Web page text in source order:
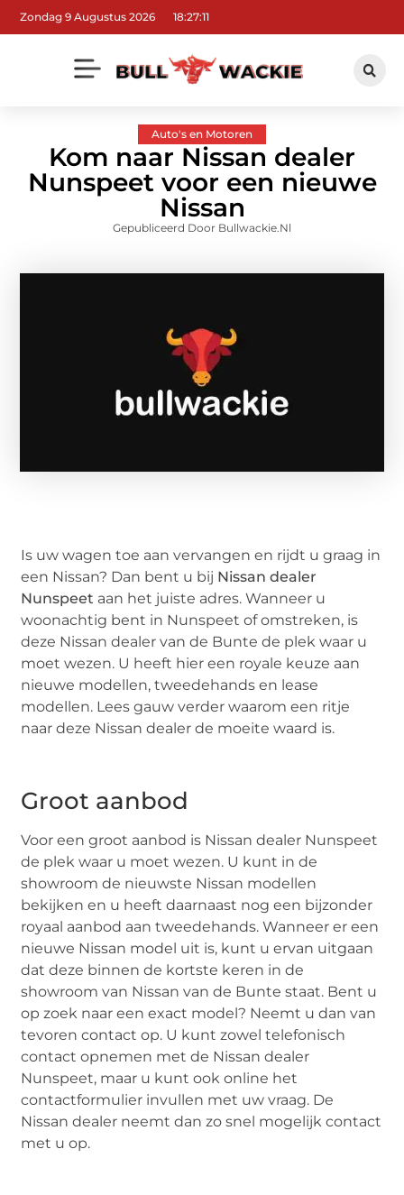
Zondag 9 Augustus 2026 18:27:12
Auto's en Motoren
Kom naar Nissan dealer
Nunspeet voor een nieuwe
Nissan
Gepubliceerd Door Bullwackie.nl
Is uw wagen toe aan vervangen en rijdt u graag in
een Nissan? Dan bent u bij Nissan dealer
Nunspeet aan het juiste adres. Wanneer u
woonachtig bent in Nunspeet of omstreken, is
deze Nissan dealer van de Bunte de plek waar u
moet wezen. U heeft hier een royale keuze aan
nieuwe modellen, tweedehands en lease
modellen. Lees gauw verder waarom een ritje
naar deze Nissan dealer de moeite waard is.
Groot aanbod
Voor een groot aanbod is Nissan dealer Nunspeet
de plek waar u moet wezen. U kunt in de
showroom de nieuwste Nissan modellen
bekijken en u heeft daarnaast nog een bijzonder
royaal aanbod aan tweedehands. Wanneer er een
nieuwe Nissan model uit is, kunt u ervan uitgaan
dat deze binnen de kortste keren in de
showroom van Nissan van de Bunte staat. Bent u
op zoek naar een exact model? Neemt u dan van
tevoren contact op. U kunt zowel telefonisch
contact opnemen met de Nissan dealer
Nunspeet, maar u kunt ook online het
contactformulier invullen met uw vraag. De
Nissan dealer neemt dan zo snel mogelijk contact
met u op.